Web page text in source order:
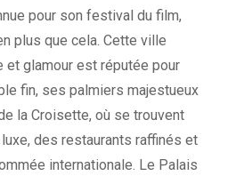
pour son festival du film,
plus que cela. Cette ville
et glamour est réputée pour
fin, ses palmiers majestueux
la Croisette, où se trouvent
des restaurants raffinés et
internationale. Le Palais